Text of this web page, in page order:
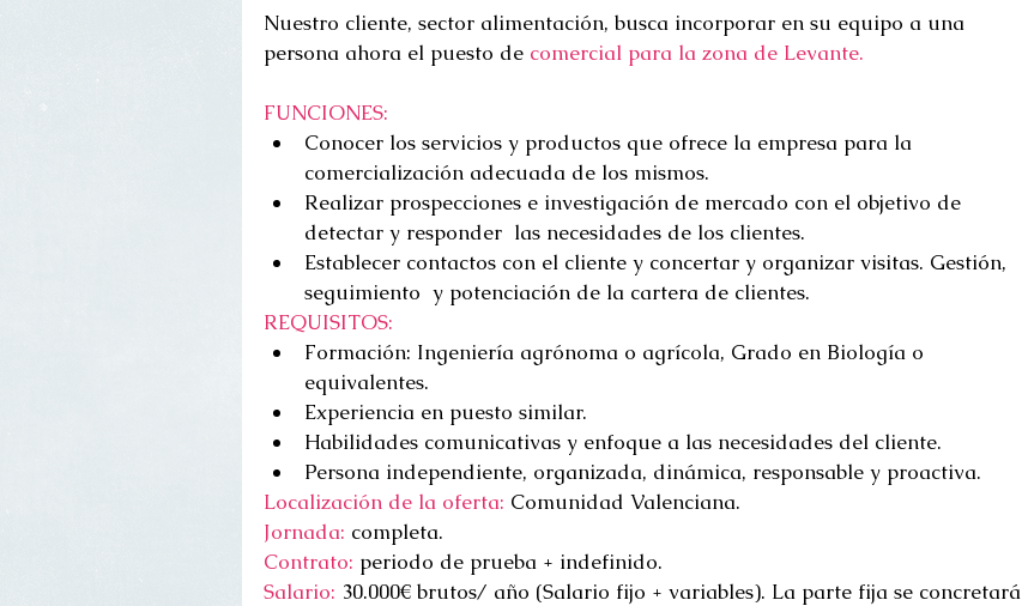
Nuestro cliente, sector alimentación, busca incorporar en su equipo a una
persona ahora el puesto de comercial para la zona de Levante.
FUNCIONES:
Conocer los servicios y productos que ofrece la empresa para la
comercialización adecuada de los mismos.
Realizar prospecciones e investigación de mercado con el objetivo de
detectar y responder  las necesidades de los clientes.
Establecer contactos con el cliente y concertar y organizar visitas. Gestión,
seguimiento  y potenciación de la cartera de clientes.
REQUISITOS:
Formación: Ingeniería agrónoma o agrícola, Grado en Biología o
equivalentes.
Experiencia en puesto similar.
Habilidades comunicativas y enfoque a las necesidades del cliente.
Persona independiente, organizada, dinámica, responsable y proactiva.
Localización de la oferta: Comunidad Valenciana.
Jornada: completa.
Contrato: periodo de prueba + indefinido.
Salario: 30.000€ brutos/ año (Salario fijo + variables). La parte fija se concretará